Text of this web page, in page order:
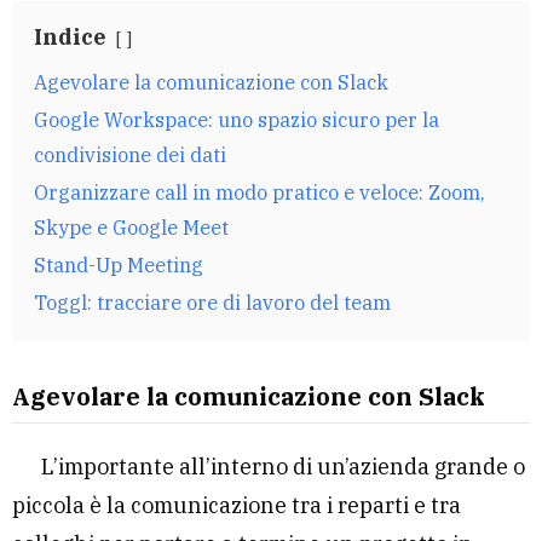
Indice
Agevolare la comunicazione con Slack
Google Workspace: uno spazio sicuro per la
condivisione dei dati
Organizzare call in modo pratico e veloce: Zoom,
Skype e Google Meet
Stand-Up Meeting
Toggl: tracciare ore di lavoro del team
Agevolare la comunicazione con Slack
L’importante all’interno di un’azienda grande o
piccola è la comunicazione tra i reparti e tra